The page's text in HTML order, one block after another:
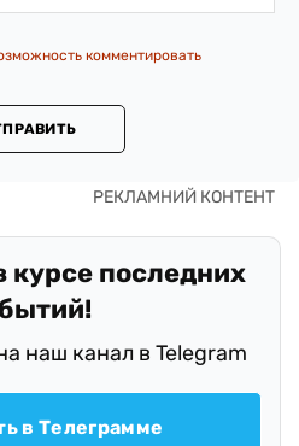
комментировать
курсе последних
наш канал в Telegram
в Телеграмме